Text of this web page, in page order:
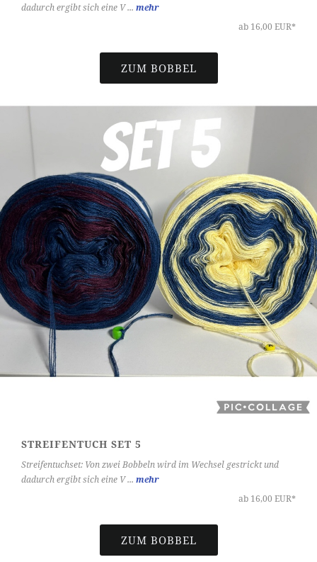
dadurch ergibt sich eine V ... mehr
ab 16,00 EUR*
ZUM BOBBEL
STREIFENTUCH SET 5
Streifentuchset: Von zwei Bobbeln wird im Wechsel gestrickt und
dadurch ergibt sich eine V ... mehr
ab 16,00 EUR*
ZUM BOBBEL